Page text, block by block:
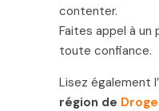
contenter.
Faites appel à
toute confiance.
Lisez également
région de